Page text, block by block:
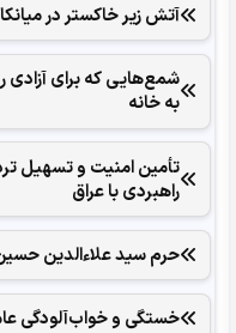
آتش زیر خاکستر در
شمع‌هایی که ‌برای
به خانه
تأمین امنیت و تسهیل
راهبردی با عراق
حرم سید علاءالدین
خستگی و خواب‌آلودگی